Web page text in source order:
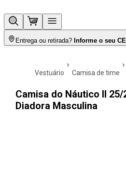
Entrega ou retirada? Informe o seu
vestuário camisa de time
Camisa do Náutico II
Diadora Masculina